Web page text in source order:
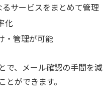
サービスをまとめて管理
化
・管理が可能
で、メール確認の手間を減
ができます。